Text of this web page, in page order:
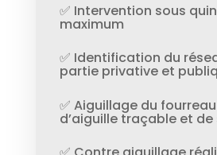
✅ Intervention sous
maximum
✅ Identification du
partie privative et
✅ Aiguillage du
d’aiguille traçable et de